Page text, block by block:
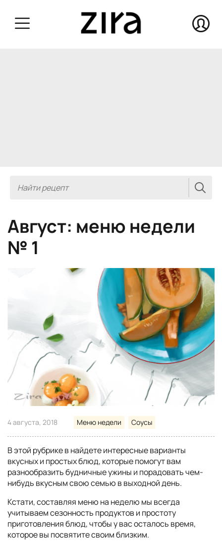
Август: меню недели
№ 1
4 августа, 2018 Меню недели Соусы
В этой рубрике в найдете интересные варианты
вкусных и простых блюд, которые помогут вам
разнообразить будничные ужины и порадовать чем-
нибудь вкусным свою семью в выходной день.
Кстати, составляя меню на неделю мы всегда
учитываем сезонность продуктов и простоту
приготовления блюд, чтобы у вас осталось время,
которое вы посвятите своим близким.